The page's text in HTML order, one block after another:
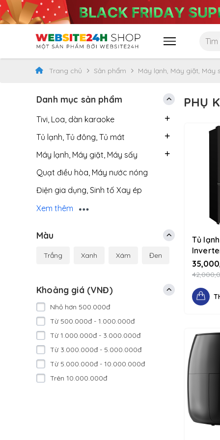
Trang chủ Sản phẩm Máy lạnh, Máy giặt, Máy
Danh mục sản phẩm
Tivi, Loa, dàn karaoke
Tủ lạnh, Tủ đông, Tủ mát
Máy lạnh, Máy giặt, Máy sấy
Quạt điều hòa, Máy nước nóng
Điện gia dụng, Sinh tố Xay ép
Bếp điện, Nồi cơm, Đồ bếp
Đồ nghề - dụng cụ sửa chữa
Phụ kiện, Camera, Đồng hồ
Xem thêm
Màu
Trắng Xanh Xám Đen
Khoảng giá (VNĐ)
Nhỏ hơn 500.000đ
Từ 500.000đ - 1.000.000đ
Từ 1.000.000đ - 3.000.000đ
Từ 3.000.000đ - 5.000.000đ
Từ 5.000.000đ - 10.000.000đ
Trên 10.000.000đ
PHỤ
Tủ
1234